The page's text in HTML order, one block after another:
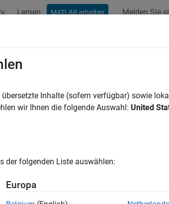
Lernen MATLAB erhalten Melden Sie
How
Inhalte (sofern verfügbar) sowie
wir Ihnen die folgende Auswahl: United
der folgenden Liste auswählen:
Europa